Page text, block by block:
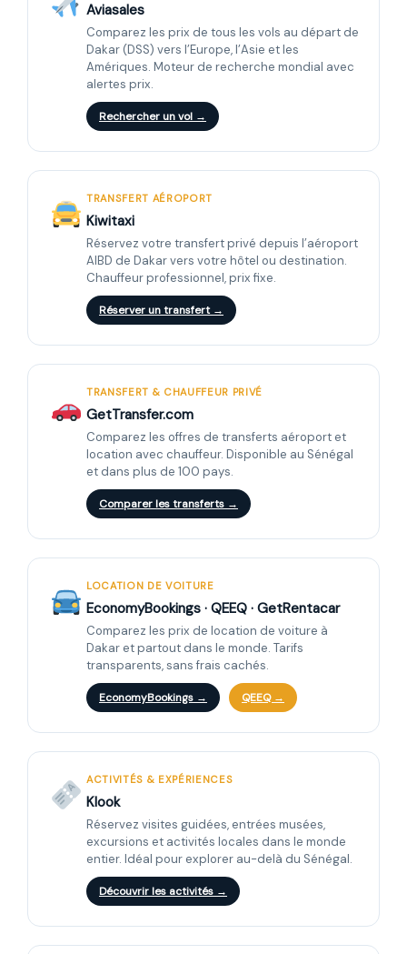
Aviasales
Comparez les prix de tous les vols au départ de
Dakar (DSS) vers l’Europe, l’Asie et les
Amériques. Moteur de recherche mondial avec
alertes prix.
Rechercher un vol →
TRANSFERT AÉROPORT
Kiwitaxi
Réservez votre transfert privé depuis l’aéroport
AIBD de Dakar vers votre hôtel ou destination.
Chauffeur professionnel, prix fixe.
Réserver un transfert →
TRANSFERT & CHAUFFEUR PRIVÉ
GetTransfer.com
Comparez les offres de transferts aéroport et
location avec chauffeur. Disponible au Sénégal
et dans plus de 100 pays.
Comparer les transferts →
LOCATION DE VOITURE
EconomyBookings · QEEQ · GetRentacar
Comparez les prix de location de voiture à
Dakar et partout dans le monde. Tarifs
transparents, sans frais cachés.
EconomyBookings → QEEQ →
ACTIVITÉS & EXPÉRIENCES
Klook
Réservez visites guidées, entrées musées,
excursions et activités locales dans le monde
entier. Idéal pour explorer au-delà du Sénégal.
Découvrir les activités →